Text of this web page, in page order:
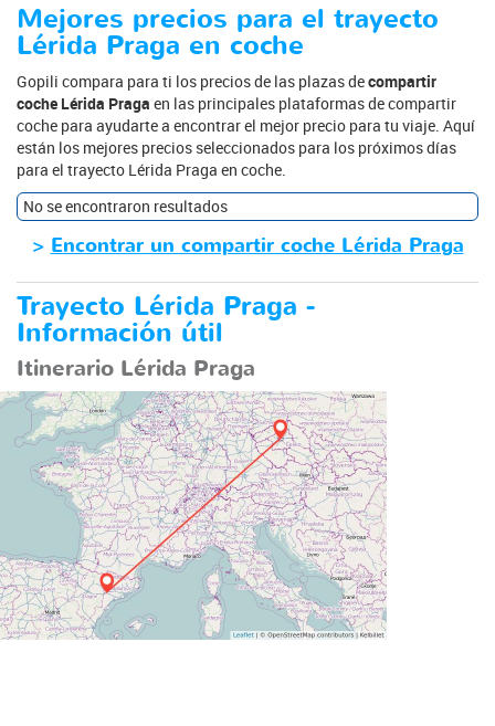
Mejores precios para el trayecto
Lérida Praga en coche
Gopili compara para ti los precios de las plazas decompartir
coche Lérida Praga en las principales plataformas de compartir
coche para ayudarte a encontrar el mejor precio para tu viaje. Aquí
están los mejores precios seleccionados para los próximos días
para el trayecto Lérida Praga en coche.
No se encontraron resultados
>Encontrar un compartir coche Lérida Praga
Trayecto Lérida Praga -
Información útil
Itinerario Lérida Praga